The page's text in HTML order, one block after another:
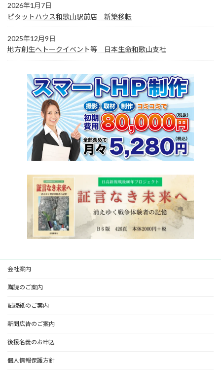
2026年1月7日
ピタットハウス和歌山駅前店 新築移転
2025年12月9日
地方創生へトークイベント等 日本生命和歌山支社
会社案内
購読のご案内
試読紙のご案内
新聞広告のご案内
後援名義のお申込
個人情報保護方針